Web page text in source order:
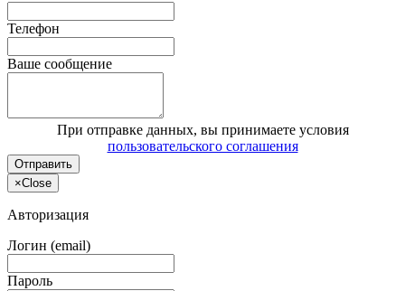
Телефон
Ваше сообщение
При отправке данных, вы принимаете условия
пользовательского соглашения
Отправить
×Close
Авторизация
Логин (email)
Пароль